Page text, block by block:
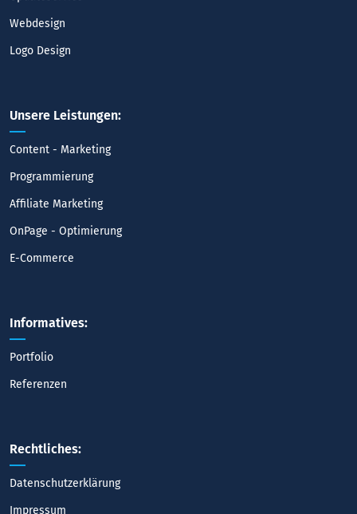
Webdesign
Logo Design
Unsere Leistungen:
Content - Marketing
Programmierung
Affiliate Marketing
OnPage - Optimierung
E-Commerce
Informatives:
Portfolio
Referenzen
Rechtliches:
Datenschutzerklärung
Impressum